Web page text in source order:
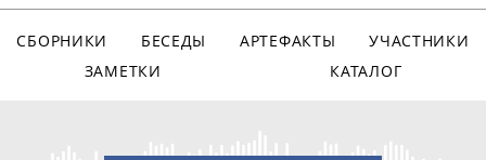
СБОРНИКИ БЕСЕДЫ АРТЕФАКТЫ
УЧАСТНИКИ
ЗАМЕТКИ
КАТАЛОГ